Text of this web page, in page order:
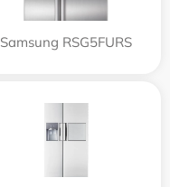
Samsung RSG5FURS